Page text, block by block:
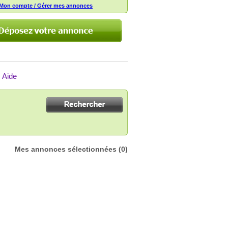
compte / Gérer mes annonces
Aide
Mes annonces sélectionnées (0)